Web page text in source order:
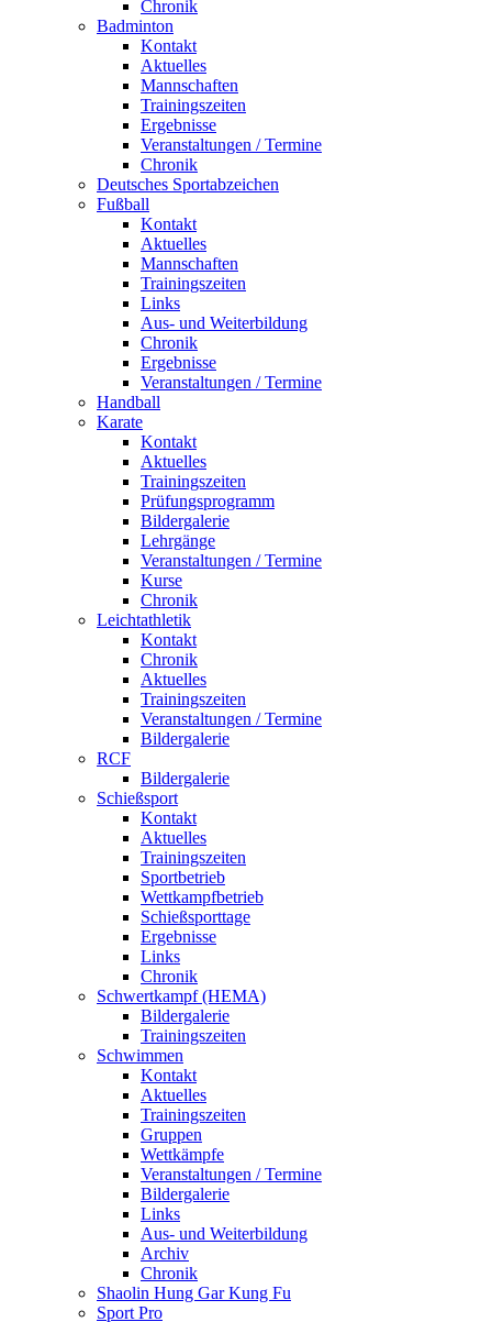
Chronik
Badminton
Kontakt
Aktuelles
Mannschaften
Trainingszeiten
Ergebnisse
Veranstaltungen / Termine
Chronik
Deutsches Sportabzeichen
Fußball
Kontakt
Aktuelles
Mannschaften
Trainingszeiten
Links
Aus- und Weiterbildung
Chronik
Ergebnisse
Veranstaltungen / Termine
Handball
Karate
Kontakt
Aktuelles
Trainingszeiten
Prüfungsprogramm
Bildergalerie
Lehrgänge
Veranstaltungen / Termine
Kurse
Chronik
Leichtathletik
Kontakt
Chronik
Aktuelles
Trainingszeiten
Veranstaltungen / Termine
Bildergalerie
RCF
Bildergalerie
Schießsport
Kontakt
Aktuelles
Trainingszeiten
Sportbetrieb
Wettkampfbetrieb
Schießsporttage
Ergebnisse
Links
Chronik
Schwertkampf (HEMA)
Bildergalerie
Trainingszeiten
Schwimmen
Kontakt
Aktuelles
Trainingszeiten
Gruppen
Wettkämpfe
Veranstaltungen / Termine
Bildergalerie
Links
Aus- und Weiterbildung
Archiv
Chronik
Shaolin Hung Gar Kung Fu
Sport Pro